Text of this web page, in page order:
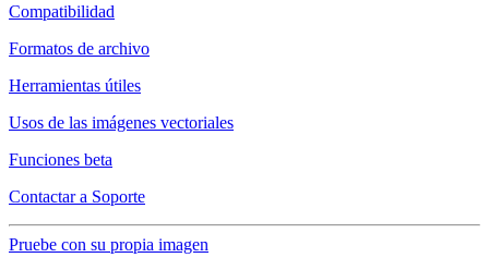
Compatibilidad
Formatos de archivo
Herramientas útiles
Usos de las imágenes vectoriales
Funciones beta
Contactar a Soporte
Pruebe con su propia imagen